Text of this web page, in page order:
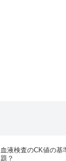
血液検査のCK値の基
題？